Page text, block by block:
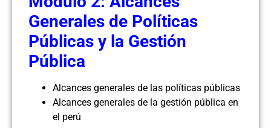
Generales de Políticas
Públicas y la Gestión
Pública
Alcances generales de las políticas públicas
Alcances generales de la gestión pública en
el perú